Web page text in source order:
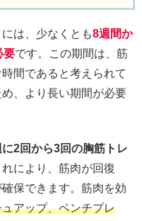
は、少なくとも8週間か
要です。この期間は、筋
間であると考えられて
、より長い期間が必要
に2回から3回の胸筋トレ
により、筋肉が回復
保できます。筋肉を効
アップ、ベンチプレ